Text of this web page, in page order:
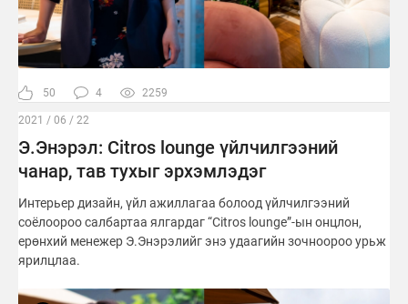
50 4 2259
2021 / 06 / 22
Э.Энэрэл: Citros lounge үйлчилгээний
чанар, тав тухыг эрхэмлэдэг
Интерьер дизайн, үйл ажиллагаа болоод үйлчилгээний
соёлоороо салбартаа ялгардаг “Citros lounge”-ын онцлон,
ерөнхий менежер Э.Энэрэлийг энэ удаагийн зочноороо урьж
ярилцлаа.